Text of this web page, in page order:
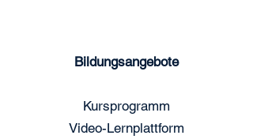
Bildungsangebote
Kursprogramm
Video-Lernplattform